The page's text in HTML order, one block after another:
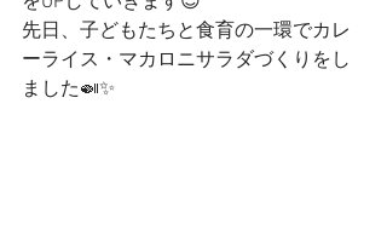
先日、子どもたちと食育の一環でカレ
ーライス・マカロニサラダづくりをし
ました🍛✨